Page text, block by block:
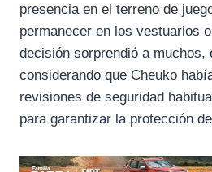
presencia en el terreno de
permanecer en los vestuarios
decisión sorprendió a muchos,
considerando que Cheuko
revisiones de seguridad
para garantizar la protección